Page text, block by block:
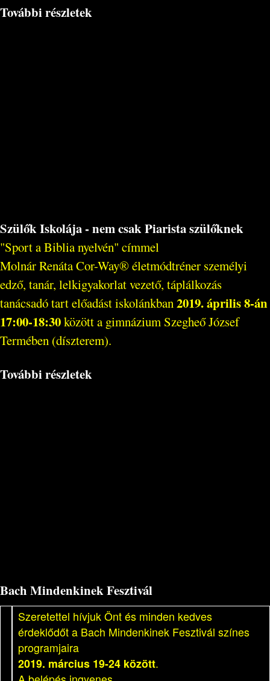
További részletek
Szülők Iskolája - nem csak Piarista szülőknek
"Sport a Biblia nyelvén" címmel
Molnár Renáta Cor-Way® életmódtréner személyi
edző, tanár, lelkigyakorlat vezető, táplálkozás
tanácsadó tart előadást iskolánkban2019. április 8-án
17:00-18:30között a gimnázium Szegheő József
Termében (díszterem).
További részletek
Bach Mindenkinek Fesztivál
Szeretettel hívjuk Önt és minden kedves
érdeklődőt a Bach Mindenkinek Fesztivál színes
programjaira
2019. március 19-24 között.